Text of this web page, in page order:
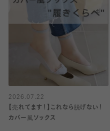
2026.07.22
【売れてます！】これなら脱げない！
カバー風ソックス